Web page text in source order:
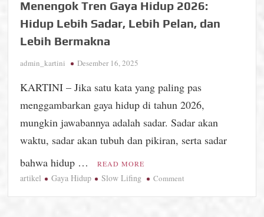
Menengok Tren Gaya Hidup 2026:
Hidup Lebih Sadar, Lebih Pelan, dan
Lebih Bermakna
admin_kartini Desember 16, 2025
KARTINI – Jika satu kata yang paling pas
menggambarkan gaya hidup di tahun 2026,
mungkin jawabannya adalah sadar. Sadar akan
waktu, sadar akan tubuh dan pikiran, serta sadar
bahwa hidup …
READ MORE
artikel Gaya Hidup Slow Lifing Comment